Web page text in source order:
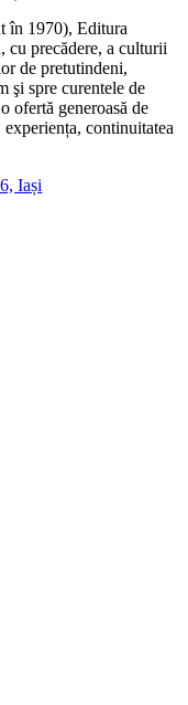
în 1970), Editura
cu precădere, a culturii
de pretutindeni,
şi spre curentele de
ofertă generoasă de
continuitatea
Iași